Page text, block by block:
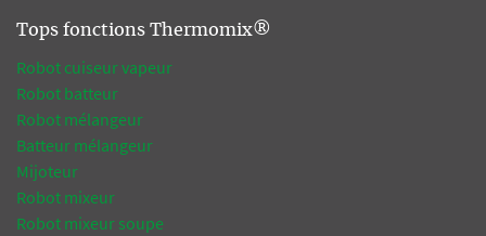
Tops fonctions Thermomix®
Robot cuiseur vapeur
Robot batteur
Robot mélangeur
Batteur mélangeur
Mijoteur
Robot mixeur
Robot mixeur soupe